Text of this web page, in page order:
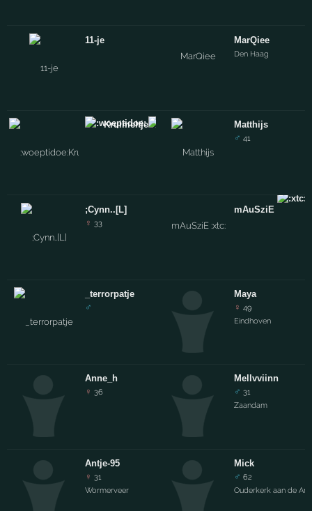
11-je
Kruimeltje
;Cynn..[L]
♀ 33
_terrorpatje
♂
Anne_h
♀ 36
Antje-95
♀ 31
Wormerveer
MarQiee
Den Haag
Matthijs
♂ 41
mAuSziE
Maya
♀ 49
Eindhoven
Mellvviinn
♂ 31
Zaandam
Mick
♂ 62
Ouderkerk aan de